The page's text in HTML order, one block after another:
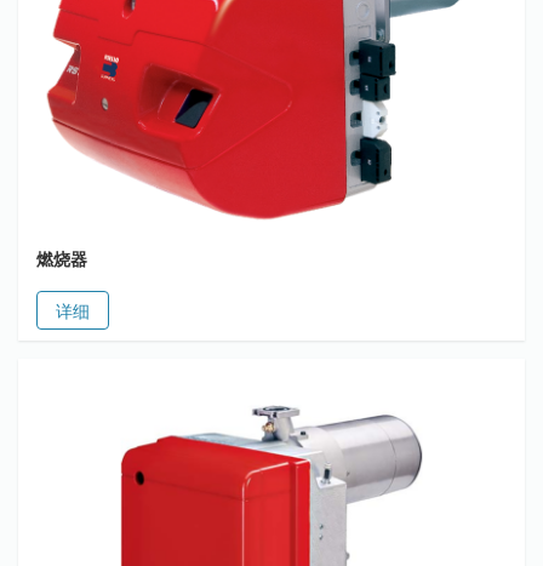
燃烧器
详细